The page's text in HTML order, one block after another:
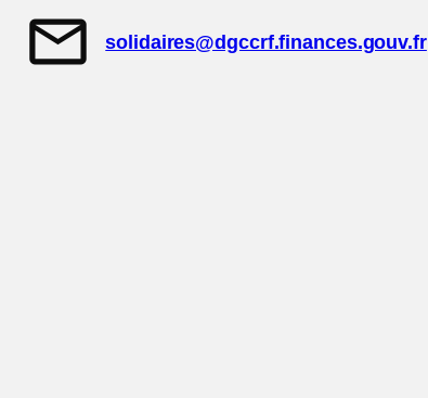
mail solidaires@dgccrf.finances.gouv.fr